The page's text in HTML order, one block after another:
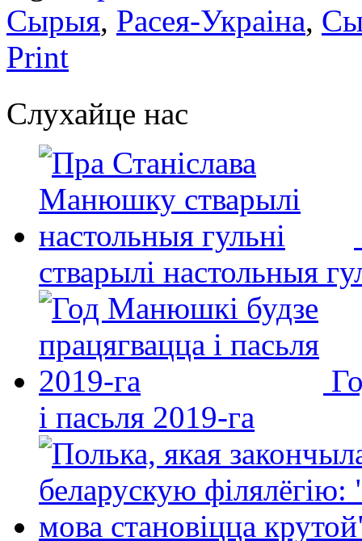
Сырыя, Расея-Украіна,
Print
Слухайце нас
стварылі настольныя
і пасьля 2019-га